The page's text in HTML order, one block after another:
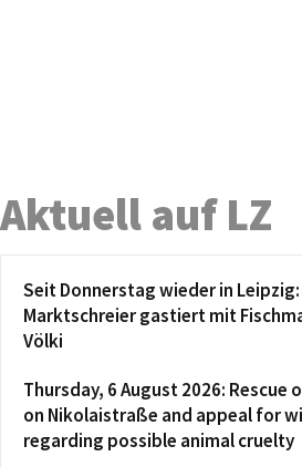
Aktuell auf LZ
Seit Donnerstag wieder in
Marktschreier gastiert mit
Völki
Thursday, 6 August 2026: Rescue
on Nikolaistraße and appeal for
regarding possible animal cruelty